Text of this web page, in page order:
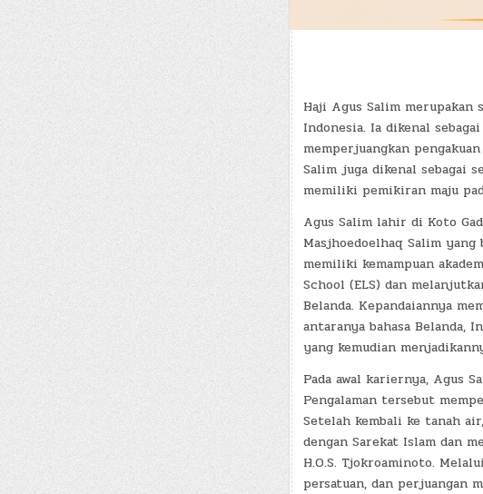
Haji Agus Salim merupakan
Indonesia. Ia dikenal
memperjuangkan
Salim juga dikenal sebagai
memiliki pemikiran maju
Agus Salim lahir di Koto
Masjhoedoelhaq Salim
memiliki kemampuan
School (ELS) dan
Belanda. Kepandaiannya
antaranya bahasa Belanda,
yang kemudian
Pada awal kariernya, Agus
Pengalaman tersebut
Setelah kembali ke tanah
dengan Sarekat Islam dan
H.O.S. Tjokroaminoto.
persatuan, dan perjuangan